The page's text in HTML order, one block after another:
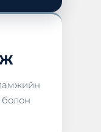
болон